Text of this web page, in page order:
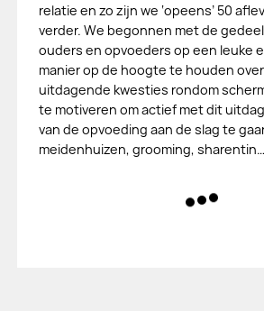
relatie en zo zijn we ‘opeens’ 50
verder. We begonnen met de
ouders en opvoeders op een leuke
manier op de hoogte te houden
uitdagende kwesties rondom
te motiveren om actief met dit
van de opvoeding aan de slag te
meidenhuizen, grooming, sharentin…